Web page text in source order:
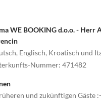
WE BOOKING d.o.o. - Herr
Englisch, Kroatisch und
Nummer: 471482
und zukünftigen Gäste